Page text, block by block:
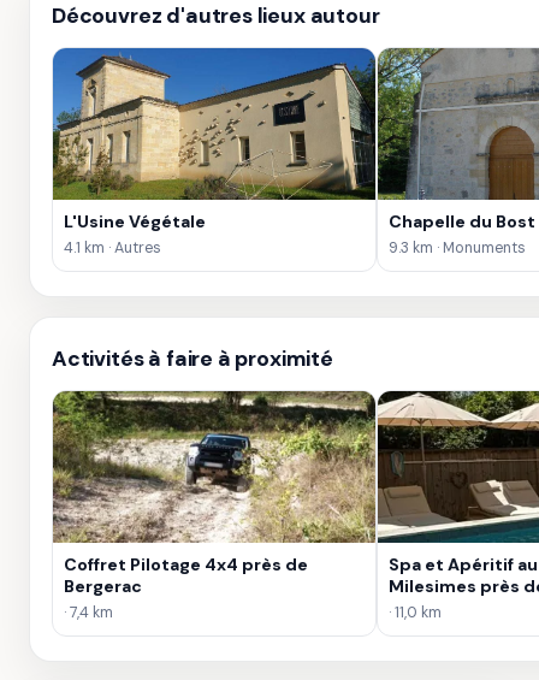
Découvrez d'autres lieux autour
L'Usine Végétale
4.1 km · Autres
Chapelle du Bost
9.3 km · Monuments
Activités à faire à proximité
Coffret Pilotage 4x4 près de
Bergerac
· 7,4 km
Spa et Apéritif
Milesimes près
· 11,0 km